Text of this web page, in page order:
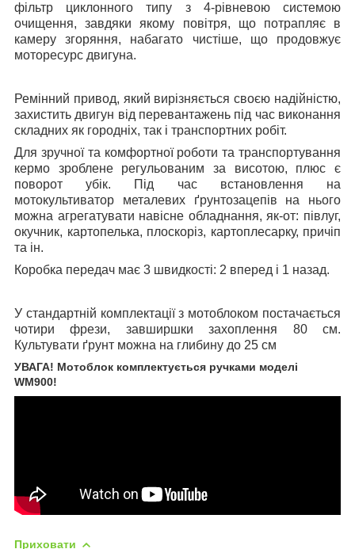
фільтр циклонного типу з 4-рівневою системою
очищення, завдяки якому повітря, що потрапляє в
камеру згоряння, набагато чистіше, що продовжує
моторесурс двигуна.
Ремінний привод, який вирізняється своєю надійністю,
захистить двигун від перевантажень під час виконання
складних як городніх, так і транспортних робіт.
Для зручної та комфортної роботи та транспортування
кермо зроблене регульованим за висотою, плюс є
поворот убік. Під час встановлення на
мотокультиватор металевих ґрунтозацепів на нього
можна агрегатувати навісне обладнання, як-от: півлуг,
окучник, картопелька, плоскоріз, картоплесарку, причіп
та ін.
Коробка передач має 3 швидкості: 2 вперед і 1 назад.
У стандартній комплектації з мотоблоком постачається
чотири фрези, завширшки захоплення 80 см.
Культувати ґрунт можна на глибину до 25 см
УВАГА! Мотоблок комплектується ручками моделі
WM900!
Приховати